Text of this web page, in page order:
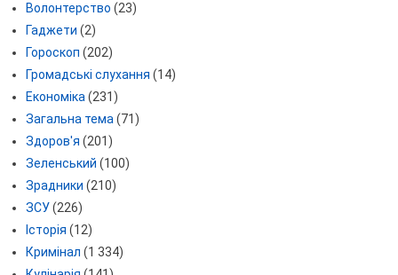
Волонтерство (23)
Гаджети (2)
Гороскоп (202)
Громадські слухання (14)
Економіка(231)
Загальна тема(71)
Здоров'я (201)
Зеленський (100)
Зрадники (210)
ЗСУ(226)
Історія (12)
Кримінал (1 334)